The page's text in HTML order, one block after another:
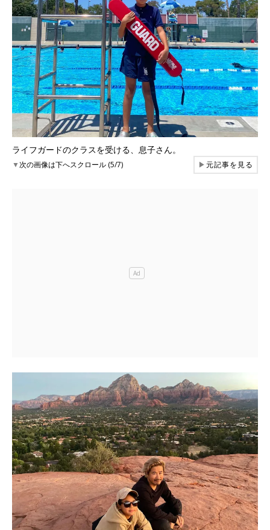
ライフガードのクラスを受ける、息子さん。
▼次の画像は下へスクロール (5/7) ▶元記事を見る